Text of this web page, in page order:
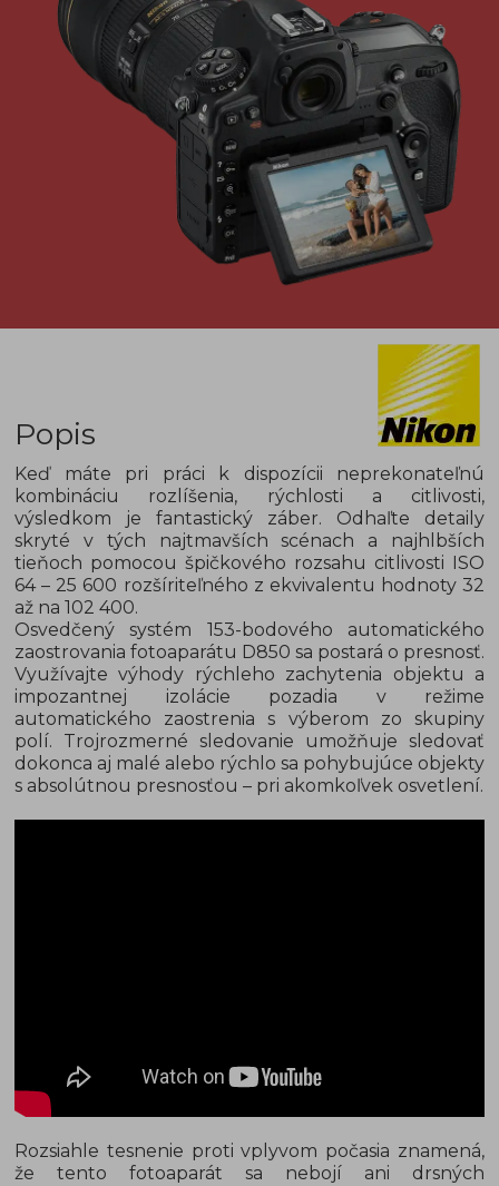
Popis
Keď máte pri práci k dispozícii neprekonateľnú
kombináciu rozlíšenia, rýchlosti a citlivosti,
výsledkom je fantastický záber. Odhaľte detaily
skryté v tých najtmavších scénach a najhlbších
tieňoch pomocou špičkového rozsahu citlivosti ISO
64 – 25 600 rozšíriteľného z ekvivalentu hodnoty 32
až na 102 400.
Osvedčený systém 153-bodového automatického
zaostrovania fotoaparátu D850 sa postará o presnosť.
Využívajte výhody rýchleho zachytenia objektu a
impozantnej izolácie pozadia v režime
automatického zaostrenia s výberom zo skupiny
polí. Trojrozmerné sledovanie umožňuje sledovať
dokonca aj malé alebo rýchlo sa pohybujúce objekty
s absolútnou presnosťou – pri akomkoľvek osvetlení.
Rozsiahle tesnenie proti vplyvom počasia znamená,
že tento fotoaparát sa nebojí ani drsných